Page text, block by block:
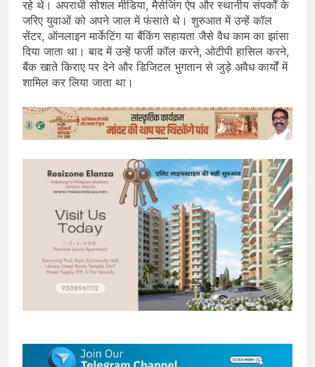
रहे थे। अपराधी सोशल मीडिया, मैसेजिंग ऐप और स्थानीय संपर्कों के
जरिए युवाओं को अपने जाल में फंसाते थे। शुरुआत में उन्हें कॉल
सेंटर, ऑनलाइन मार्केटिंग या बैंकिंग सहायता जैसे वैध काम का झांसा
दिया जाता था। बाद में उन्हें फर्जी कॉल करने, ओटीपी हासिल करने,
बैंक खाते किराए पर देने और डिजिटल भुगतान से जुड़े अवैध कार्यों में
शामिल कर लिया जाता था।